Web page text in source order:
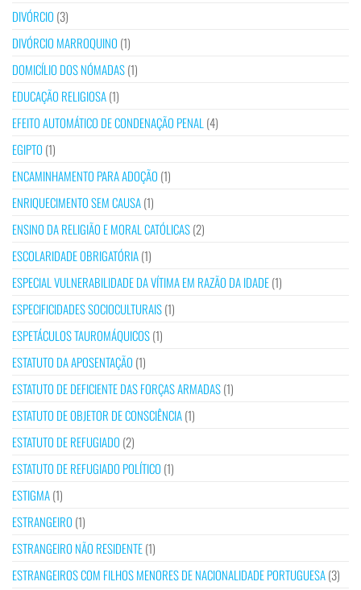
DIVÓRCIO (3)
DIVÓRCIO MARROQUINO (1)
DOMICÍLIO DOS NÓMADAS(1)
EDUCAÇÃO RELIGIOSA(1)
EFEITO AUTOMÁTICO DE CONDENAÇÃO PENAL (4)
EGIPTO (1)
ENCAMINHAMENTO PARA ADOÇÃO (1)
ENRIQUECIMENTO SEM CAUSA(1)
ENSINO DA RELIGIÃO E MORAL CATÓLICAS(2)
ESCOLARIDADE OBRIGATÓRIA(1)
ESPECIAL VULNERABILIDADE DA VÍTIMA EM RAZÃO DA IDADE(1)
ESPECIFICIDADES SOCIOCULTURAIS(1)
ESPETÁCULOS TAUROMÁQUICOS(1)
ESTATUTO DA APOSENTAÇÃO (1)
ESTATUTO DE DEFICIENTE DAS FORÇAS ARMADAS(1)
ESTATUTO DE OBJETOR DE CONSCIÊNCIA(1)
ESTATUTO DE REFUGIADO (2)
ESTATUTO DE REFUGIADO POLÍTICO (1)
ESTIGMA(1)
ESTRANGEIRO (1)
ESTRANGEIRO NÃO RESIDENTE(1)
ESTRANGEIROS COM FILHOS MENORES DE NACIONALIDADE PORTUGUESA(3)